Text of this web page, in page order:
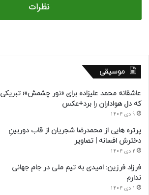
نظرات
موسیقی
عاشقانه محمد علیزاده برای «نور چشمش»؛ تبریکی
که دل هواداران را برد+عکس
9 دی 1404
پرتره هایی از محمدرضا شجریان از قاب دوربینِ
دخترش افسانه | تصاویر
2 دی 1404
فرزاد فرزین: امیدی به تیم ملی در جام جهانی
ندارم
1 دی 1404